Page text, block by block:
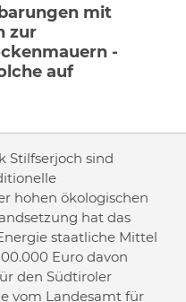
mit
zur
-
auf
Stilfserjoch sind
hohen ökologischen
hat das
staatliche Mittel
Euro davon
den Südtiroler
vom Landesamt für